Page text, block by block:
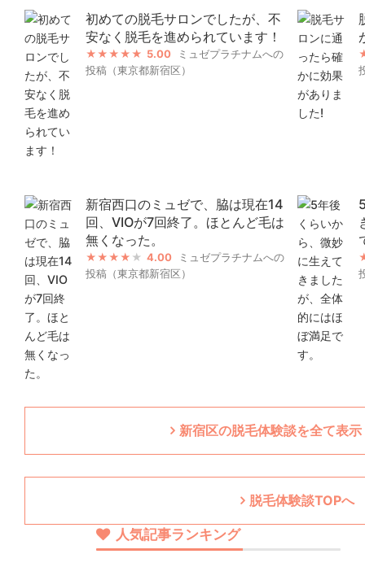
初めての脱毛サロンでしたが、不
安なく脱毛を進められています！
5.00
ミュゼプラチナムへの
投稿（東京都新宿区）
新宿西口のミュゼで、脇は現在14
回、VIOが7回終了。ほとんど毛は
無くなった。
4.00
ミュゼプラチナムへの
投稿（東京都新宿区）
新宿区の脱毛体験談を全て表
脱毛体験談TOPへ
人気記事ランキング